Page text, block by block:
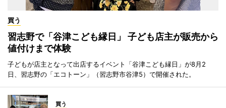
買う
習志野で「谷津こども縁日」 子ども店主が販売から
値付けまで体験
子どもが店主となって出店するイベント「谷津こども縁日」が8月2
日、習志野の「エコトーン」（習志野市谷津5）で開催された。
買う